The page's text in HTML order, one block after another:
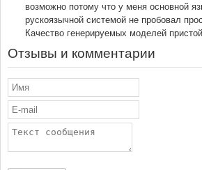
возможно потому что у меня основной
рускоязычной системой не пробовал
Качество генерируемых моделей
Отзывы и комментарии